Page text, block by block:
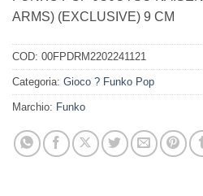
ARMS) (EXCLUSIVE) 9 CM
COD: 00FPDRM2202241121
Categoria: Gioco ? Funko Pop
Marchio: Funko